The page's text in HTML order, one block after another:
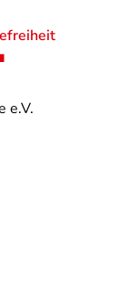
e.V.